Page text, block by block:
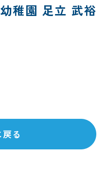
稚園 足立 武裕
る